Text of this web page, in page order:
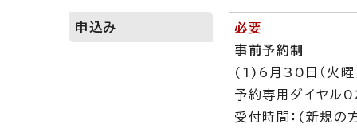
申込み
必要
事前予約制
(1)6月30日（火曜
予約専用ダイヤ
受付時間：(新規